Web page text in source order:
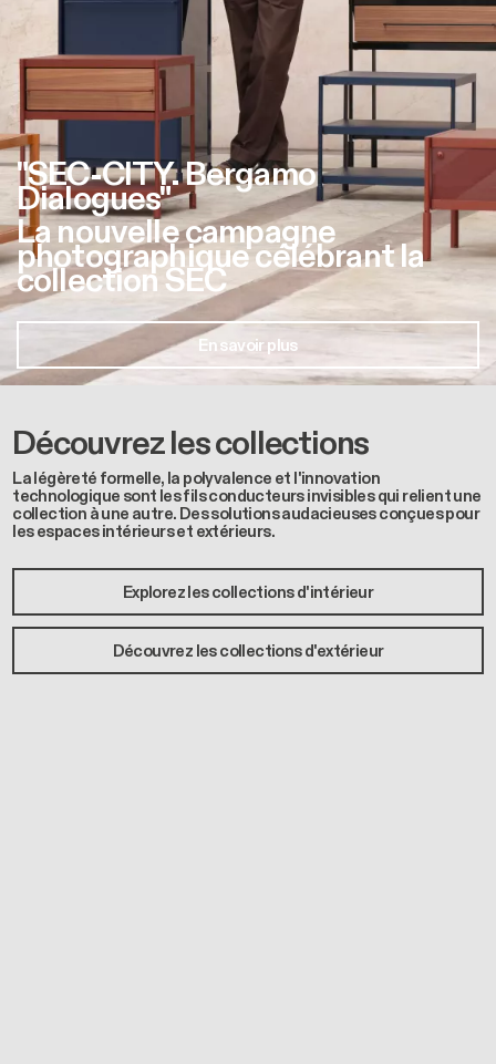
"SEC-CITY. Bergamo
Dialogues"
La nouvelle campagne
photographique célébrant la
collection SEC
En savoir plus
Découvrez les collections
La légèreté formelle, la polyvalence et l'innovation
technologique sont les fils conducteurs invisibles qui relient une
collection à une autre. Des solutions audacieuses conçues pour
les espaces intérieurs et extérieurs.
Explorez les collections d'intérieur
Découvrez les collections d'extérieur